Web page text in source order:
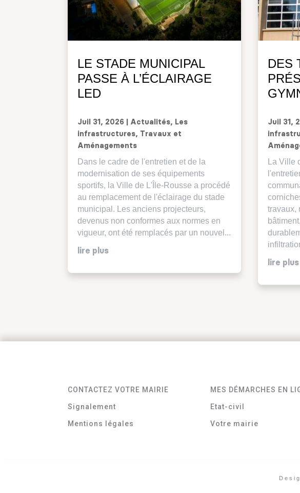
LE STADE MUNICIPAL
PASSE À L’ÉCLAIRAGE
LED
Juil 31, 2026 Actualités, Les
infrastructures, Travaux et
Aménagements
Dans le cadre de l'entretien et de la
modernisation de ses équipements
sportifs, la Ville de L'Île-Rousse a procédé
au remplacement de l'éclairage du stade
municipal. Les anciens projecteurs,
devenus non conformes aux normes en
vigueur, ont été remplacés par un nouvel...
lire plus
DES
Juil 31,
La Ville
travaux,
lire plus
CONTACTEZ VOTRE MAIRIE
Signalement
Mentions légales
MES DÉMARCHES EN
Etat-civil
Votre mairie